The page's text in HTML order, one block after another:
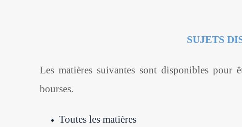
SUJETS
Les matières suivantes sont disponibles pour
bourses.
Toutes les matières